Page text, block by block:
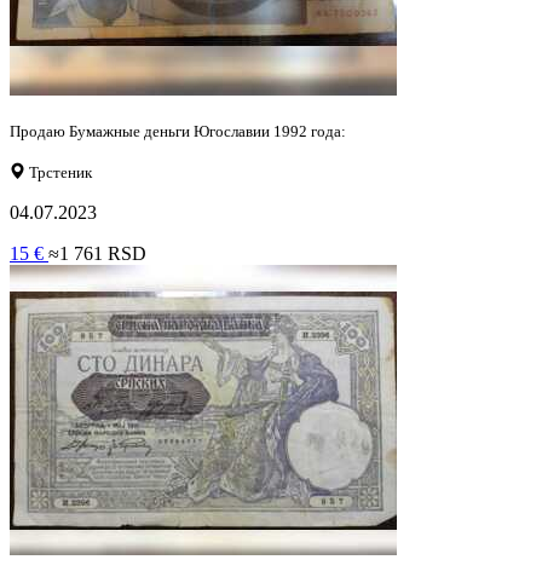
Продаю Бумажные деньги Югославии 1992 года:
Трстеник
04.07.2023
15 € ≈1 761 RSD